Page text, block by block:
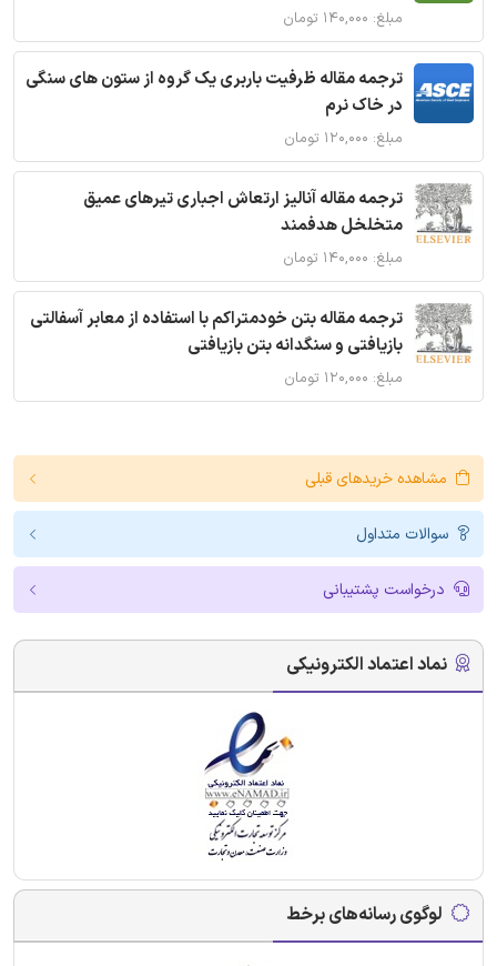
مبلغ: ۱۴۰,۰۰۰ تومان
ترجمه مقاله ظرفیت باربری یک گروه از ستون های سنگی
در خاک نرم
مبلغ: ۱۲۰,۰۰۰ تومان
ترجمه مقاله آنالیز ارتعاش اجباری تیرهای عمیق
متخلخل هدفمند
مبلغ: ۱۴۰,۰۰۰ تومان
ترجمه مقاله بتن خودمتراکم با استفاده از معابر آسفالتی
بازیافتی و سنگدانه بتن بازیافتی
مبلغ: ۱۲۰,۰۰۰ تومان
مشاهده خریدهای قبلی
سوالات متداول
درخواست پشتیبانی
نماد اعتماد الکترونیکی
لوگوی رسانه‌های برخط